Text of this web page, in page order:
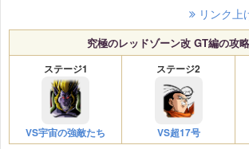
リンク上
究極のレッドゾーン改 GT編の攻
ステージ1
VS宇宙の強敵たち
ステージ2
VS超17号